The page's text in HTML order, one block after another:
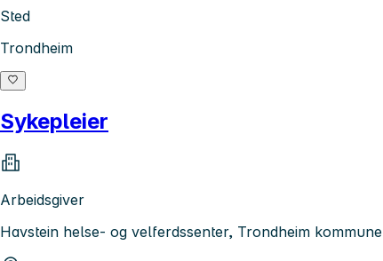
Sted
Trondheim
Sykepleier
Arbeidsgiver
Havstein helse- og velferdssenter, Trondheim kommune